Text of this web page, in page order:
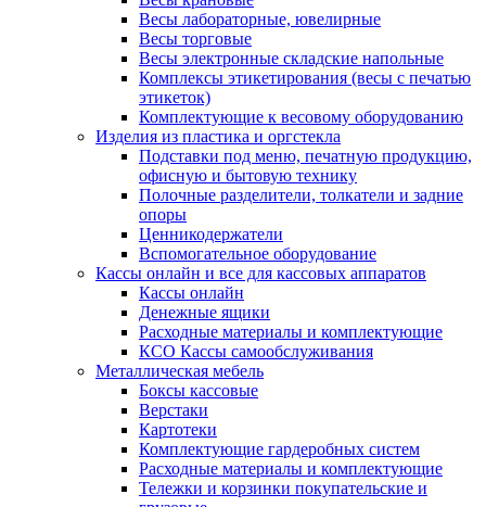
Весы лабораторные, ювелирные
Весы торговые
Весы электронные складские напольные
Комплексы этикетирования (весы с печатью
этикеток)
Комплектующие к весовому оборудованию
Изделия из пластика и оргстекла
Подставки под меню, печатную продукцию,
офисную и бытовую технику
Полочные разделители, толкатели и задние
опоры
Ценникодержатели
Вспомогательное оборудование
Кассы онлайн и все для кассовых аппаратов
Кассы онлайн
Денежные ящики
Расходные материалы и комплектующие
КСО Кассы самообслуживания
Металлическая мебель
Боксы кассовые
Верстаки
Картотеки
Комплектующие гардеробных систем
Расходные материалы и комплектующие
Тележки и корзинки покупательские и